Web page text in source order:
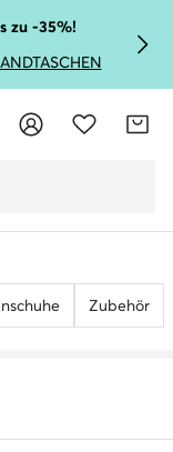
zu -35%!
Zubehör